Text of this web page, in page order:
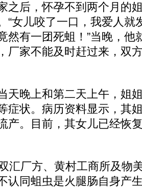
后，怀孕不到两个月的
“女儿咬了一口，我爱人就
然有一团死蛆！”当晚，他
厂家不能及时赶过来，双
晚上和第二天上午，姐
症状。病历资料显示，其
产。目前，其女儿已经恢
厂方、黄村工商所及物
认同蛆虫是火腿肠自身产